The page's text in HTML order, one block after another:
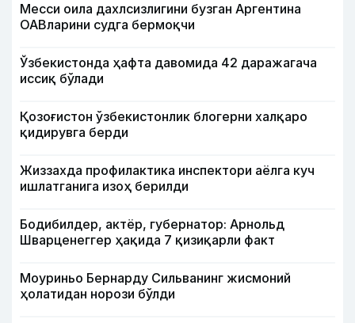
Месси оила дахлсизлигини бузган Аргентина
ОАВларини судга бермоқчи
Ўзбекистонда ҳафта давомида 42 даражагача
иссиқ бўлади
Қозоғистон ўзбекистонлик блогерни халқаро
қидирувга берди
Жиззахда профилактика инспектори аёлга куч
ишлатганига изоҳ берилди
Бодибилдер, актёр, губернатор: Арнольд
Шварценеггер ҳақида 7 қизиқарли факт
Моуриньо Бернарду Сильванинг жисмоний
ҳолатидан норози бўлди